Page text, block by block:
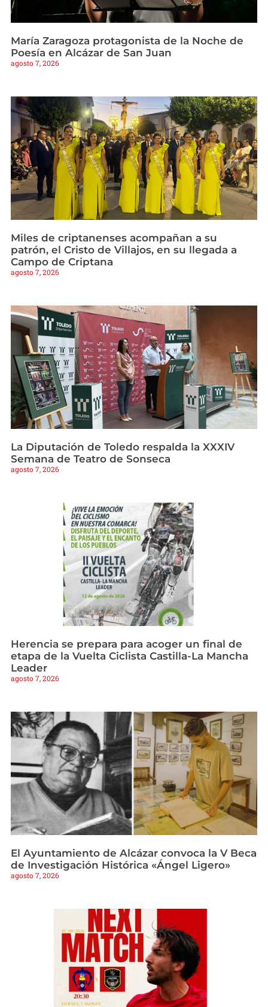
María Zaragoza protagonista de la Noche de
Poesía en Alcázar de San Juan
agosto 7, 2026
Miles de criptanenses acompañan a su
patrón, el Cristo de Villajos, en su llegada a
Campo de Criptana
agosto 7, 2026
La Diputación de Toledo respalda la XXXIV
Semana de Teatro de Sonseca
agosto 7, 2026
Herencia se prepara para acoger un final de
etapa de la Vuelta Ciclista Castilla-La Mancha
Leader
agosto 7, 2026
El Ayuntamiento de Alcázar convoca la V Beca
de Investigación Histórica «Ángel Ligero»
agosto 7, 2026